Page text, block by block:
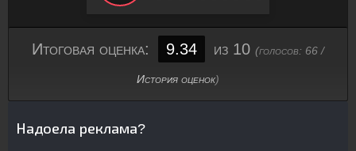
Итоговая оценка: 9.34 из 10 (голосов: 66 /
История оценок)
Надоела реклама?